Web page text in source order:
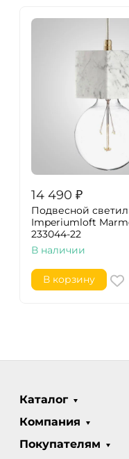
14 490 ₽
Подвесной
Imperiumloft
233044-22
В наличии
В корзину
Каталог
Компания
Покупателям